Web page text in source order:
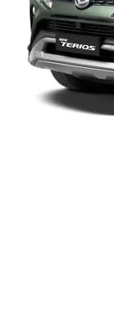
Perbandingan
Lengkap
Sebelum
Membeli